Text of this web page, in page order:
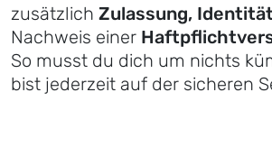
zusätzlich Zulassung,
Nachweis einer
So musst du dich um nichts
bist jederzeit auf der sicheren